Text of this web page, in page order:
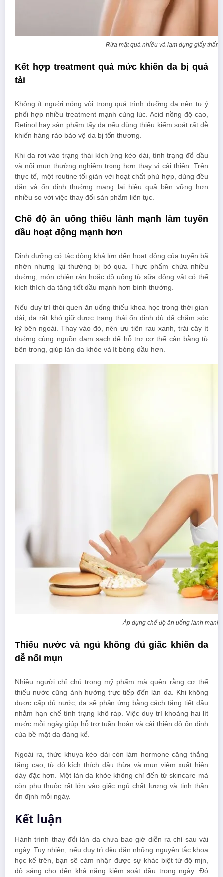
Rửa mặt quá nhiều và lạm dụng giấy
Kết hợp treatment quá mức khiến da bị quá
tải
Không ít người nóng vội trong quá trình dưỡng da nên tự ý
phối hợp nhiều treatment mạnh cùng lúc. Acid nồng độ cao,
Retinol hay sản phẩm tẩy da nếu dùng thiếu kiểm soát rất dễ
khiến hàng rào bảo vệ da bị tổn thương.
Khi da rơi vào trạng thái kích ứng kéo dài, tình trạng đổ dầu
và nổi mụn thường nghiêm trọng hơn thay vì cải thiện. Trên
thực tế, một routine tối giản với hoạt chất phù hợp, dùng đều
đặn và ổn định thường mang lại hiệu quả bền vững hơn
nhiều so với việc thay đổi sản phẩm liên tục.
Chế độ ăn uống thiếu lành mạnh làm tuyến
dầu hoạt động mạnh hơn
Dinh dưỡng có tác động khá lớn đến hoạt động của tuyến bã
nhờn nhưng lại thường bị bỏ qua. Thực phẩm chứa nhiều
đường, món chiên rán hoặc đồ uống từ sữa động vật có thể
kích thích da tăng tiết dầu mạnh hơn bình thường.
Nếu duy trì thói quen ăn uống thiếu khoa học trong thời gian
dài, da rất khó giữ được trạng thái ổn định dù đã chăm sóc
kỹ bên ngoài. Thay vào đó, nên ưu tiên rau xanh, trái cây ít
đường cùng nguồn đạm sạch để hỗ trợ cơ thể cân bằng từ
bên trong, giúp làn da khỏe và ít bóng dầu hơn.
Áp dụng chế độ ăn uống lành mạnh
Thiếu nước và ngủ không đủ giấc khiến da
dễ nổi mụn
Nhiều người chỉ chú trọng mỹ phẩm mà quên rằng cơ thể
thiếu nước cũng ảnh hưởng trực tiếp đến làn da. Khi không
được cấp đủ nước, da sẽ phản ứng bằng cách tăng tiết dầu
nhằm hạn chế tình trạng khô ráp. Việc duy trì khoảng hai lít
nước mỗi ngày giúp hỗ trợ tuần hoàn và cải thiện độ ổn định
của bề mặt da đáng kể.
Ngoài ra, thức khuya kéo dài còn làm hormone căng thẳng
tăng cao, từ đó kích thích dầu thừa và mụn viêm xuất hiện
dày đặc hơn. Một làn da khỏe không chỉ đến từ skincare mà
còn phụ thuộc rất lớn vào giấc ngủ chất lượng và tinh thần
ổn định mỗi ngày.
Kết luận
Hành trình thay đổi làn da chưa bao giờ diễn ra chỉ sau vài
ngày. Tuy nhiên, nếu duy trì đều đặn những nguyên tắc khoa
học kể trên, bạn sẽ cảm nhận được sự khác biệt từ độ mịn,
độ sáng cho đến khả năng kiểm soát dầu trong ngày. Đó